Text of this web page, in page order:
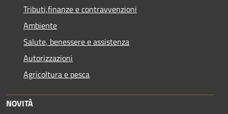
Tributi,finanze e contravvenzioni
Ambiente
Salute, benessere e assistenza
Autorizzazioni
Agricoltura e pesca
NOVITÀ